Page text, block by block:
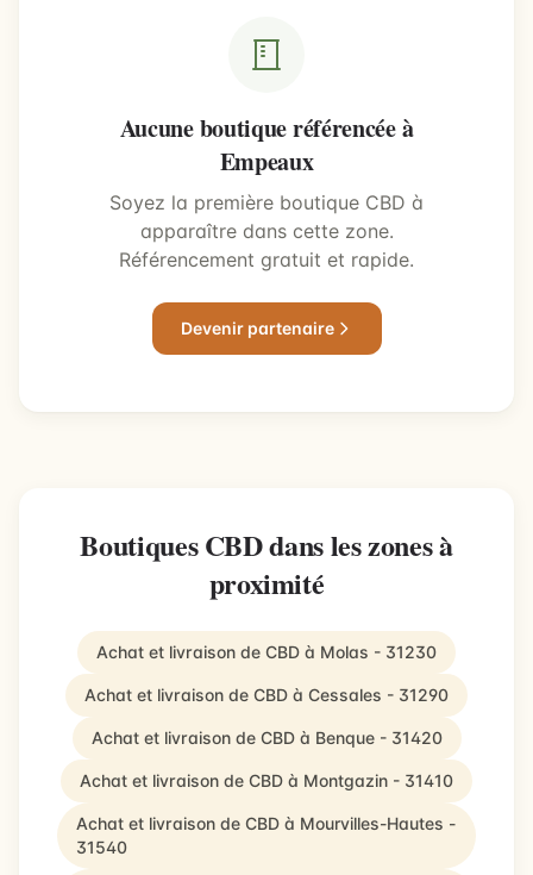
Aucune boutique référencée à
Empeaux
Soyez la première boutique CBD à
apparaître dans cette zone.
Référencement gratuit et rapide.
Devenir partenaire
Boutiques CBD dans les zones à
proximité
Achat et livraison de CBD à Molas - 31230
Achat et livraison de CBD à Cessales - 31290
Achat et livraison de CBD à Benque - 31420
Achat et livraison de CBD à Montgazin - 31410
Achat et livraison de CBD à Mourvilles-Hautes -
31540